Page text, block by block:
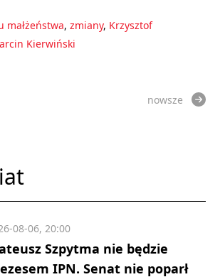
małżeństwa, zmiany, Krzysztof
Kierwiński
nowsze
Szpytma nie będzie
IPN. Senat nie poparł
08-06, 20:00